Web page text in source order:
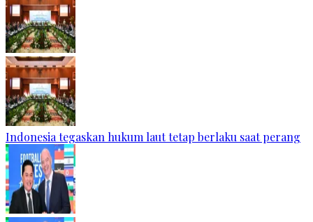
Indonesia tegaskan hukum laut tetap berlaku saat perang